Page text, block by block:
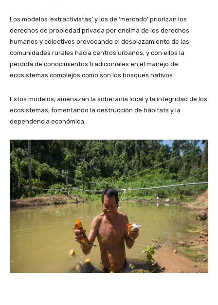
Los modelos ‘extractivistas’ y los de ‘mercado’ priorizan los
derechos de propiedad privada por encima de los derechos
humanos y colectivos provocando el desplazamiento de las
comunidades rurales hacia centros urbanos, y con ellos la
pérdida de conocimientos tradicionales en el manejo de
ecosistemas complejos como son los bosques nativos.
Estos modelos, amenazan la soberanía local y la integridad de los
ecosistemas, fomentando la destrucción de hábitats y la
dependencia económica.